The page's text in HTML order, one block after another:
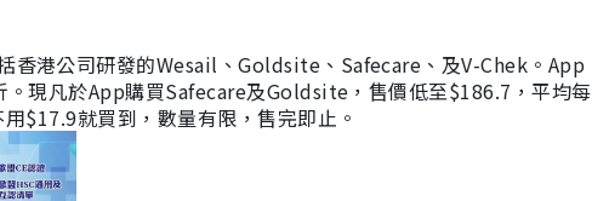
香港公司研發的Wesail、Goldsite、Safecare、及V-Chek。App
現凡於App購買Safecare及Goldsite，售價低至$186.7，平均每
$17.9就買到，數量有限，售完即止。